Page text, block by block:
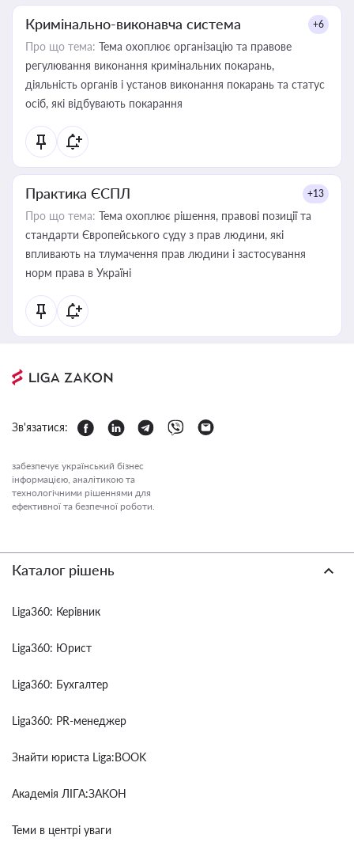
Кримінально-виконавча система +6
Про що тема: Тема охоплює організацію та правове
регулювання виконання кримінальних покарань,
діяльність органів і установ виконання покарань та статус
осіб, які відбувають покарання
Практика ЄСПЛ +13
Про що тема: Тема охоплює рішення, правові позиції та
стандарти Європейського суду з прав людини, які
впливають на тлумачення прав людини і застосування
норм права в Україні
Зв'язатися:
забезпечує український бізнес
інформацією, аналітикою та
технологічними рішеннями для
ефективної та безпечної роботи.
Каталог рішень
Liga360: Керівник
Liga360: Юрист
Liga360: Бухгалтер
Liga360: PR-менеджер
Знайти юриста Liga:BOOK
Академія ЛІГА:ЗАКОН
Теми в центрі уваги